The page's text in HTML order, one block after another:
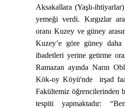
Aksakallara (Yaşlı-
yemeği verdi. Kırgızlar
oranı Kuzey ve güney
Kuzey’e göre güney
ibadetleri yerine getirme
Ramazan ayında Narın
Kök-oy Köyü'nde
irşad
Fakültemiz öğrencilerinden
tespiti yapmaktadır: